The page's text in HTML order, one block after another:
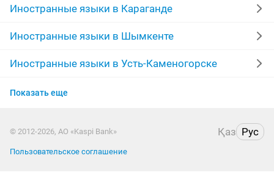
арабский язык договорная казахский язык
курсы немецкого языка немецкий язык
курсы китайского языка французский
носитель языка
Иностранные языки в Караганде
Иностранные языки в Шымкенте
Иностранные языки в Усть-Каменогорске
Иностранные языки в Актобе
Иностранные языки в Костанае
Показать еще
© 2012-2026, АО «Kaspi Bank» Қаз Рус
Пользовательское соглашение